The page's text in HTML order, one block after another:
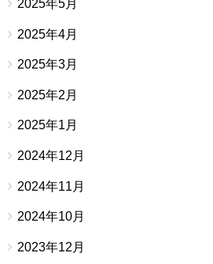
2025年5月
2025年4月
2025年3月
2025年2月
2025年1月
2024年12月
2024年11月
2024年10月
2023年12月